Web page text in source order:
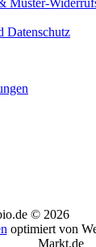
Muster-
Datenschutz
© 2026
optimiert von
Markt.de